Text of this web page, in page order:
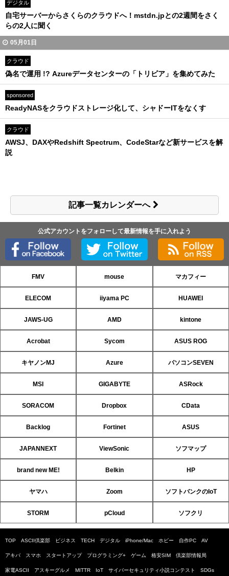
デジタル
自宅サーバーからさくらのクラウドへ！mstdn.jpとの2週間をさく
らの2人に聞く
05月01日
クラウド
偽名で運用 !? Azureデータセンターの「トリビア」を集めてみた
sponsored
ReadyNASをクラウドストレージ化して、シャドーITをなくす
クラウド
AWSJ、DAXやRedshift Spectrum、CodeStarなど新サービスを解
説
記事一覧カレンダーへ
公式アカウントをフォローして最新情報を手に入れよう
FMV mouse マカフィー
ELECOM iiyama PC HUAWEI
JAWS-UG AMD kintone
Acrobat Sycom ASUS ROG
キヤノンMJ Azure パソコンSEVEN
MSI GIGABYTE ASRock
SORACOM Dropbox CData
Backlog Fortinet ASUS
JAPANNEXT ViewSonic ソフマップ
brand new ME! Belkin HP
ヤマハ Zoom ソフトバンクのIoT
STORM pCloud ソフクリ
TOP ASCII倶楽部 ビジネス TECH デジタル iPhone/Mac ホビー 自作PC AV
アキバ スマホ スタートアップ プログラミング+ ゲーム 格安SIM 倶楽部情報局
家電ASCII アスキーグルメ MITTR IoT サイバーセキュリティ小説コンテスト SDGs